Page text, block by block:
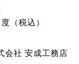
（税込）
会社 安成工務店